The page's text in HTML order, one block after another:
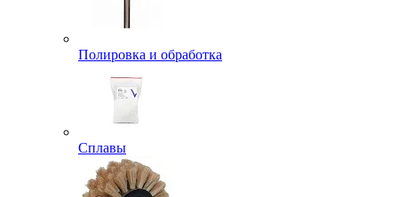
Полировка и обработка
Сплавы